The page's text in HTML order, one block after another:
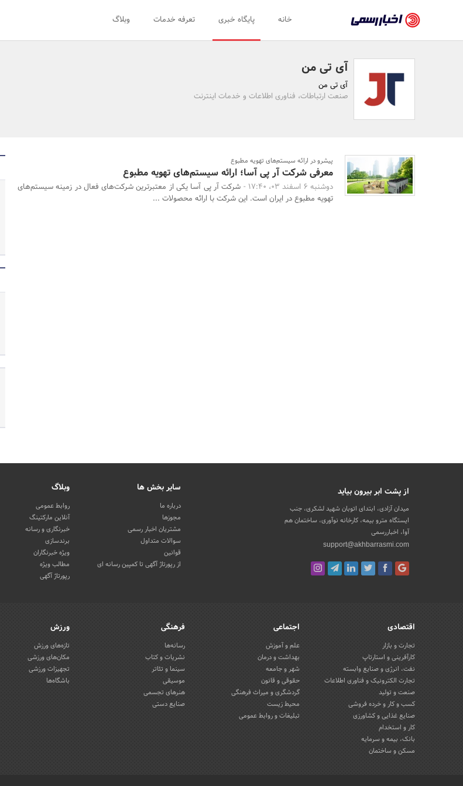
رسمی
-
اخبار
تایید
سازمان‌ها
و
روابط
خانه پایگاه خبری تعرفه خدمات وبلاگ
آی تی من
آی تی من
صنعت ارتباطات، فناوری اطلاعات و خدمات اینترنت
پیشرو در ارائه سیستم‌های تهویه مطبوع
معرفی شرکت آر پی آسا؛ ارائه سیستم‌های تهویه مطبوع
دوشنبه 6 اسفند 03، 17:40 -
شرکت آر پی آسا یکی از معتبرترین شرکت‌های فعال در زمینه سیستم‌های
تهویه مطبوع در ایران است. این شرکت با ارائه محصولات ...
از پشت ابر بیرون بیاید
میدان آزادی، ابتدای اتوبان شهید لشکری، جنب
ایستگاه مترو بیمه، کارخانه نوآوری، ساختمان هم
آوا، اخباررسمی
support@akhbarrasmi.com
سایر بخش ها
درباره ما
مجوزها
مشتریان اخبار رسمی
سوالات متداول
قوانین
از رپورتاژ آگهی تا کمپین رسانه ای
وبلاگ
روابط عمومی
آنلاین مارکتینگ
خبرنگاری و رسانه
برندسازی
ویژه خبرنگاران
مطالب ویژه
رپورتاژ آگهی
اقتصادی
تجارت و بازار
کارآفرینی و استارتاپ
نفت، انرژی و صنایع وابسته
تجارت الکترونیک و فناوری اطلاعات
صنعت و تولید
کسب و کار و خرده فروشی
صنایع غذایی و کشاورزی
کار و استخدام
بانک، بیمه و سرمایه
مسکن و ساختمان
اجتماعی
علم و آموزش
بهداشت و درمان
شهر و جامعه
حقوقی و قانون
گردشگری و میراث فرهنگی
محیط زیست
تبلیغات و روابط عمومی
فرهنگی
رسانه‌ها
نشریات و کتاب
سینما و تئاتر
موسیقی
هنرهای تجسمی
صنایع دستی
ورزش
تازه‌های ورزش
مکان‌های ورزشی
تجهیزات ورزشی
باشگاه‌ها